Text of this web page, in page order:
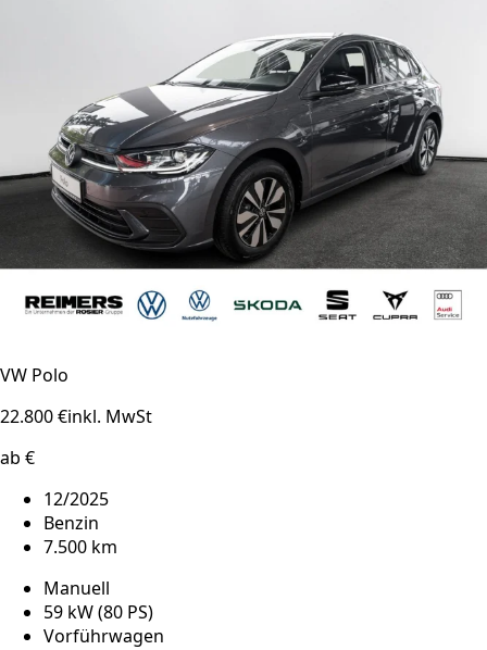
VW Polo
22.800 €inkl. MwSt
ab €
12/2025
Benzin
7.500 km
Manuell
59 kW (80 PS)
Vorführwagen